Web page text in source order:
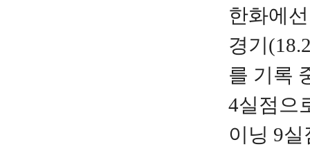
한화에
경기
를 기록
4실점으
이닝 9